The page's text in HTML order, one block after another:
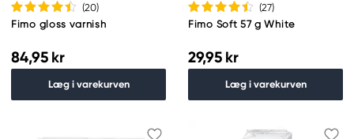
(20)
Fimo gloss varnish
84,95 kr
Læg i varekurven
(27)
Fimo Soft 57 g White
29,95 kr
Læg i varekurven